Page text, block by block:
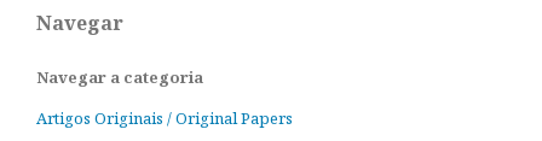
Navegar
Navegar a categoria
Artigos Originais / Original Papers